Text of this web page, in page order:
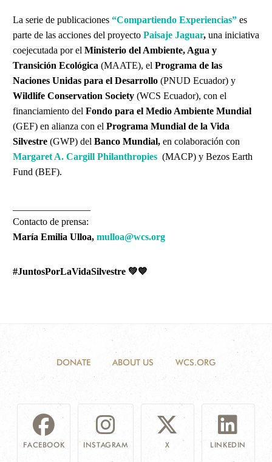
La serie de publicaciones “Compartiendo Experiencias” es
parte de las acciones del proyecto Paisaje Jaguar, una iniciativa
coejecutada por el Ministerio del Ambiente, Agua y
Transición Ecológica (MAATE), el Programa de las
Naciones Unidas para el Desarrollo (PNUD Ecuador) y
Wildlife Conservation Society (WCS Ecuador), con el
financiamiento del Fondo para el Medio Ambiente Mundial
(GEF) en alianza con el Programa Mundial de la Vida
Silvestre (GWP) del Banco Mundial, en colaboración con
Margaret A. Cargill Philanthropies (MACP) y Bezos Earth
Fund (BEF).
Contacto de prensa:
María Emilia Ulloa, mulloa@wcs.org
#JuntosPorLaVidaSilvestre 💚💙
DONATE ABOUT US WCS.ORG
FACEBOOK INSTAGRAM X LINKEDIN